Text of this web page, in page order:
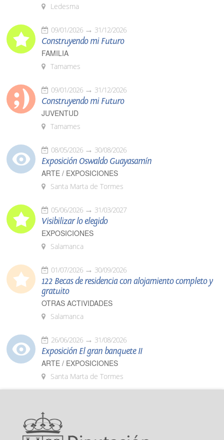
Ledesma
09/01/2026 31/12/2026
Construyendo mi Futuro
FAMILIA
Tamames
09/01/2026 31/12/2026
Construyendo mi Futuro
JUVENTUD
Tamames
08/05/2026 30/08/2026
Exposición Oswaldo Guayasamín
ARTE / EXPOSICIONES
Santa Marta de Tormes
05/06/2026 31/03/2027
Visibilizar lo elegido
EXPOSICIONES
Salamanca
01/07/2026 30/09/2026
122 Becas de residencia con alojamiento completo y
gratuito
OTRAS ACTIVIDADES
Salamanca
26/06/2026 31/08/2026
Exposición El gran banquete II
ARTE / EXPOSICIONES
Santa Marta de Tormes